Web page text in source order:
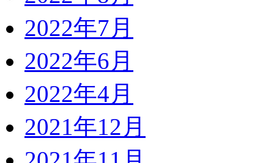
2022年7月
2022年6月
2022年4月
2021年12月